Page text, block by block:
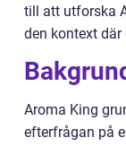
till att utforska
den kontext där
Aroma King
efterfrågan på